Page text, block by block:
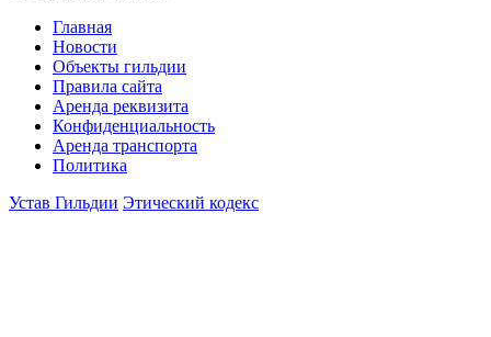
Главная
Новости
Объекты гильдии
Правила сайта
Аренда реквизита
Конфиденциальность
Аренда транспорта
Политика
Устав Гильдии Этический кодекс